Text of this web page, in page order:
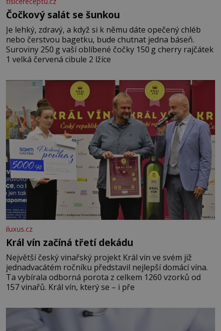
Čočkový salát se šunkou
Je lehký, zdravý, a když si k němu dáte opečený chléb
nebo čerstvou bagetku, bude chutnat jedna báseň.
Suroviny 250 g vaší oblíbené čočky 150 g cherry rajčátek
1 velká červená cibule 2 lžíce
iluxus.cz
Král vín začíná třetí dekádu
Největší český vinařský projekt Král vín ve svém již
jednadvacátém ročníku představil nejlepší domácí vína.
Ta vybírala odborná porota z celkem 1260 vzorků od
157 vinařů. Král vín, který se – i pře